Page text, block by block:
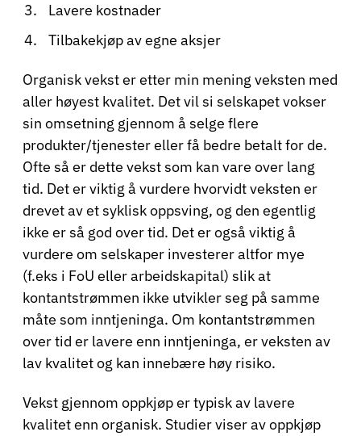
Lavere kostnader
Tilbakekjøp av egne aksjer
Organisk vekst er etter min mening veksten med
aller høyest kvalitet. Det vil si selskapet vokser
sin omsetning gjennom å selge flere
produkter/tjenester eller få bedre betalt for de.
Ofte så er dette vekst som kan vare over lang
tid. Det er viktig å vurdere hvorvidt veksten er
drevet av et syklisk oppsving, og den egentlig
ikke er så god over tid. Det er også viktig å
vurdere om selskaper investerer altfor mye
(f.eks i FoU eller arbeidskapital) slik at
kontantstrømmen ikke utvikler seg på samme
måte som inntjeninga. Om kontantstrømmen
over tid er lavere enn inntjeninga, er veksten av
lav kvalitet og kan innebære høy risiko.
Vekst gjennom oppkjøp er typisk av lavere
kvalitet enn organisk. Studier viser av oppkjøp